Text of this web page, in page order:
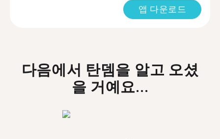
앱 다운로드
다음에서 탄뎀을 알고 오셨
을 거예요...